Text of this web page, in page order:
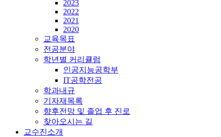
2023
2022
2021
2020
교육목표
전공분야
학년별 커리큘럼
인공지능공학부
IT공학전공
학과내규
기자재목록
향후전망 및 졸업 후 진로
찾아오시는 길
교수진소개